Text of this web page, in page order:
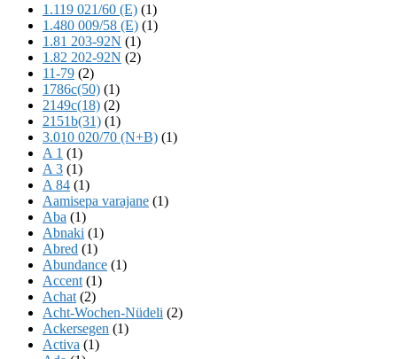
1.119 021/60 (E) (1)
1.480 009/58 (E) (1)
1.81 203-92N (1)
1.82 202-92N (2)
11-79 (2)
1786c(50) (1)
2149c(18) (2)
2151b(31) (1)
3.010 020/70 (N+B) (1)
A 1 (1)
A 3 (1)
A 84 (1)
Aamisepa varajane (1)
Aba (1)
Abnaki (1)
Abred (1)
Abundance (1)
Accent (1)
Achat (2)
Acht-Wochen-Nüdeli (2)
Ackersegen (1)
Activa (1)